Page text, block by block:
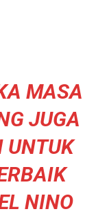
MASA
JUGA
UNTUK
NINO